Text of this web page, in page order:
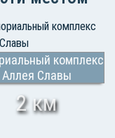
комплекс
Аллея Славы
2 км